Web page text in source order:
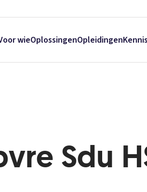
wieOplossingenOpleidingen
Sdu